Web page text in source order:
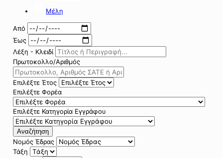
Μέλη
Από
Έως
Λέξη - Κλειδί
Πρωτοκολλο/Αριθμός
Επιλέξτε Έτος
Επιλέξτε Φορέα
Επιλέξτε Κατηγορία Εγγράφου
Αναζήτηση
Νομός Έδρας
Τάξη